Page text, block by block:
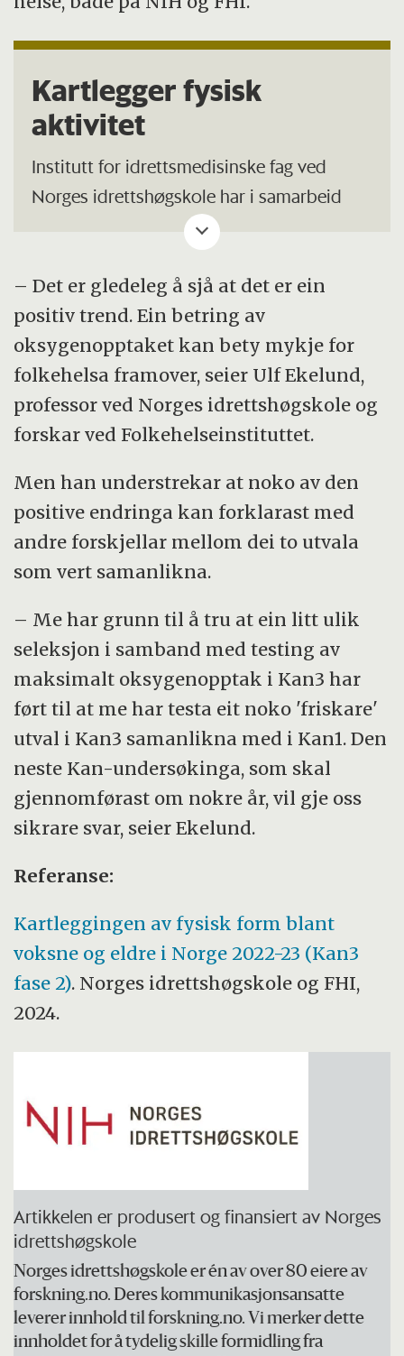
Kartlegger fysisk
aktivitet
Institutt for idrettsmedisinske fag ved
Norges idrettshøgskole har i samarbeid
med Helsedirektoratet og
Folkehelseinstituttet etablert eit system
å kartlegge det fysiske aktivitetsnivået i
befolkningen.Det er gjennomført tre
kartleggingar av barn og unge (ungKan1,
ungKan2 og ungKan3) og tre kartleggingar
av vaksne og eldre (Kan1, Kan2 og Kan3). I
2024-2026 vil vi gjennomføre ein fjerde
Prosjektkoordinator for Kan3 fase II er
stipendiat Elisabeth Teinung og blir leia av
Professor Sigmund Alfred Anderssen og
Resultata viser at det er ein oppgang på i
gjennomsnitt seks prosent frå da ein
liknande gruppe i Kan1 blei testa i 2008.
– Det er gledeleg å sjå at det er ein
positiv trend. Ein betring av
oksygenopptaket kan bety mykje for
folkehelsa framover, seier Ulf Ekelund,
professor ved Norges idrettshøgskole og
forskar ved Folkehelseinstituttet.
Men han understrekar at noko av den
positive endringa kan forklarast med
andre forskjellar mellom dei to utvala
som vert samanlikna.
– Me har grunn til å tru at ein litt ulik
seleksjon i samband med testing av
maksimalt oksygenopptak i Kan3 har
ført til at me har testa eit noko 'friskare'
utval i Kan3 samanlikna med i Kan1. Den
neste Kan-undersøkinga, som skal
gjennomførast om nokre år, vil gje oss
sikrare svar, seier Ekelund.
Referanse:
Kartleggingen av fysisk form blant
voksne og eldre i Norge 2022-23 (Kan3
fase 2). Norges idrettshøgskole og FHI,
2024.
Artikkelen er produsert og finansiert av Norges
idrettshøgskole
Norges idrettshøgskole er én av over 80 eiere av
forskning.no. Deres kommunikasjonsansatte
leverer innhold til forskning.no. Vi merker dette
innholdet for å tydelig skille formidling fra